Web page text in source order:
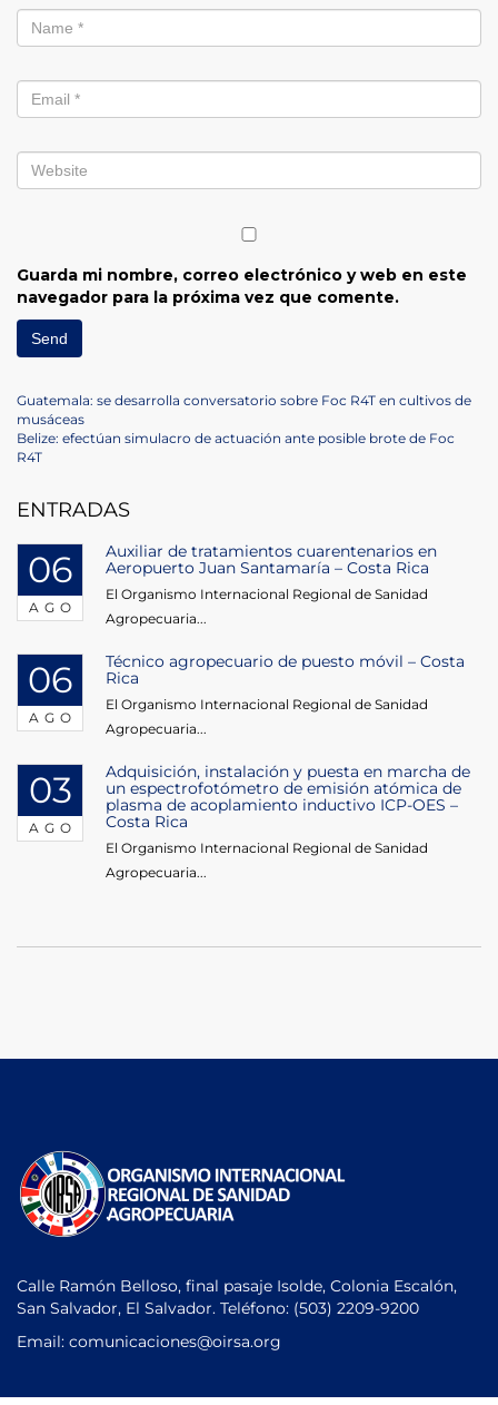
Guarda mi nombre, correo electrónico y web en este
navegador para la próxima vez que comente.
Navegación
de
Previous
Post
Guatemala: se desarrolla conversatorio sobre Foc R4T en cultivos de
musáceas
Next
Post
Belize: efectúan simulacro de actuación ante posible brote de Foc
R4T
ENTRADAS
06
AGO
Auxiliar de tratamientos cuarentenarios en
Aeropuerto Juan Santamaría – Costa Rica
El Organismo Internacional Regional de Sanidad
Agropecuaria...
06
AGO
Técnico agropecuario de puesto móvil – Costa
Rica
El Organismo Internacional Regional de Sanidad
Agropecuaria...
03
AGO
Adquisición, instalación y puesta en marcha de
un espectrofotómetro de emisión atómica de
plasma de acoplamiento inductivo ICP-OES –
Costa Rica
El Organismo Internacional Regional de Sanidad
Agropecuaria...
Calle Ramón Belloso, final pasaje Isolde, Colonia Escalón,
San Salvador, El Salvador. Teléfono: (503) 2209-9200
Email: comunicaciones@oirsa.org